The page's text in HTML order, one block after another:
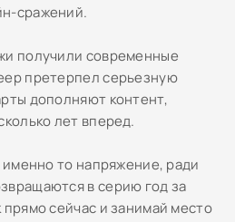
сражений.
получили современные
претерпел серьезную
дополняют контент,
лет вперед.
то напряжение, ради
в серию год за
сейчас и занимай место